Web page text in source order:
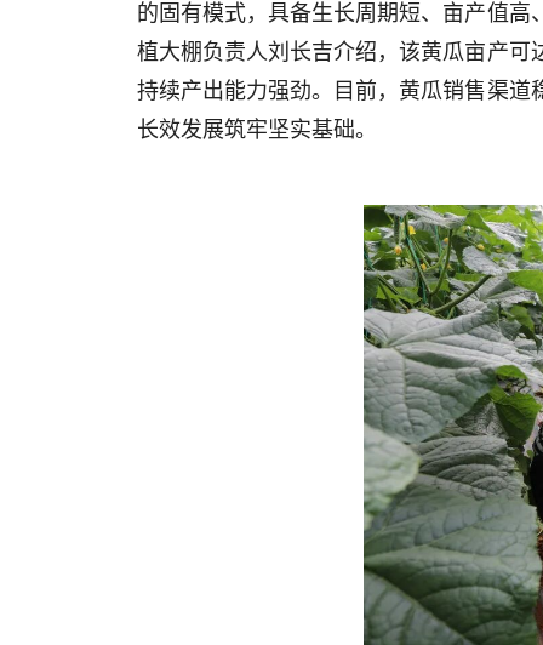
的固有模式，具备生长周期短、亩产值
植大棚负责人刘长吉介绍，该黄瓜亩产可
持续产出能力强劲。目前，黄瓜销售渠
长效发展筑牢坚实基础。